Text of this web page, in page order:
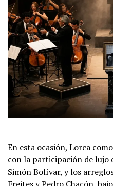
En esta ocasión, Lorca
con la participación de lujo
Simón Bolívar, y los